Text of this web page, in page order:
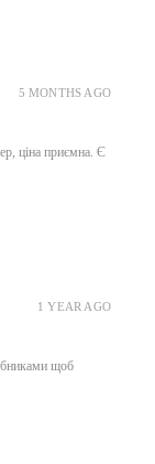
5 MONTHS AGO
ціна приємна. Є
1 YEAR AGO
щоб